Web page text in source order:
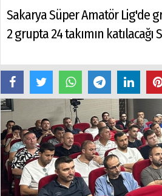
Sakarya Süper Amatör Lig'de
2 grupta 24 takımın